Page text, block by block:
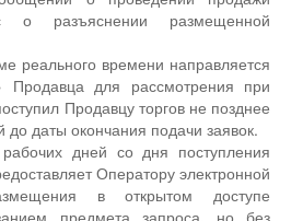
о разъяснении размещенной
реального времени направляется
Продавца для рассмотрения при
Продавцу торгов не позднее
до даты окончания подачи заявок.
дней со дня поступления
Оператору электронной
в открытом доступе
предмета запроса, но без